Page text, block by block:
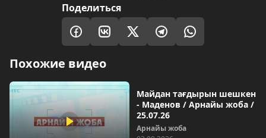
Поделиться
Похожие видео
Майдан тағдырын шешкен
- Маденов / Арнайы жоба /
25.07.26
Арнайы жоба